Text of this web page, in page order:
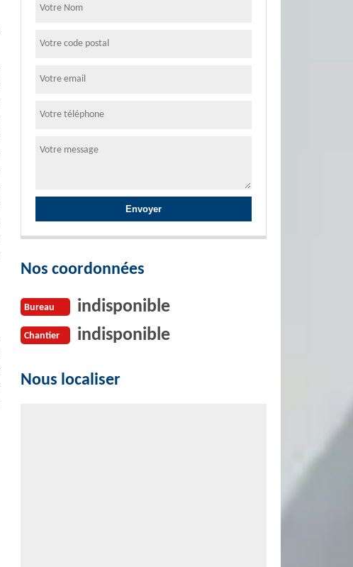
Nos coordonnées
Bureau indisponible
Chantier indisponible
Nous localiser